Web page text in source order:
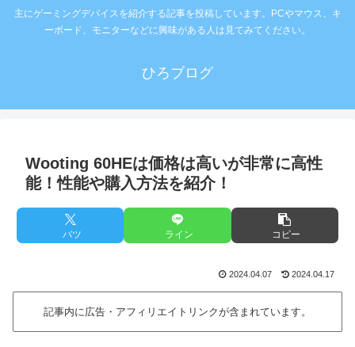
主にゲーミングデバイスを紹介する記事を投稿しています。PCやマウス、キ
ーボード、モニターなどに興味がある人は見てみてください。
ひろブログ
Wooting 60HEは価格は高いが非常に高性
能！性能や購入方法を紹介！
バツ ライン コピー
2024.04.07 2024.04.17
記事内に広告・アフィリエイトリンクが含まれています。